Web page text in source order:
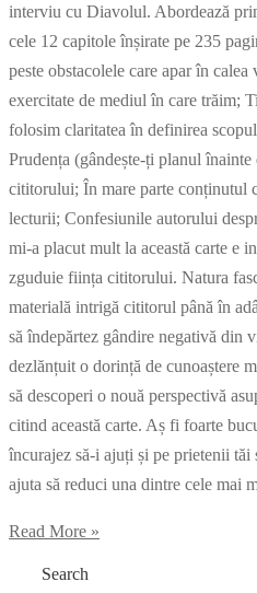
interviu cu Diavolul. Abordează
cele 12 capitole înșirate pe 235
peste obstacolele care apar în
exercitate de mediul în care trăim;
folosim claritatea în definirea
Prudența (gândește-ți planul
cititorului; În mare parte conținutul
lecturii; Confesiunile autorului
mi-a placut mult la această carte e
zguduie ființa cititorului. Natura
materială intrigă cititorul până în
să îndepărtez gândire negativă din
dezlănțuit o dorință de cunoaștere
să descoperi o nouă perspectivă
citind această carte. Aș fi foarte
încurajez să-i ajuți și pe prietenii
ajuta să reduci una dintre cele mai
Read More »
Search